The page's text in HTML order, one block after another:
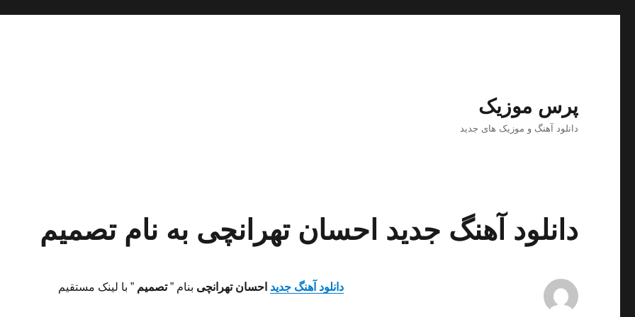
پرس موزیک
دانلود آهنگ و موزیک های جدید
دانلود آهنگ جدید احسان تهرانچی به نام تصمیم
دانلود آهنگ جدید احسان تهرانچی بنام ”تصمیم ” با لینک مستقیم